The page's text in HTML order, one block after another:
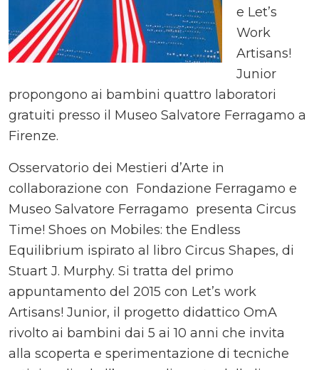
e Let’s
Work
Artisans!
Junior
propongono ai bambini quattro laboratori
gratuiti presso il Museo Salvatore Ferragamo a
Firenze.
Osservatorio dei Mestieri d’Arte in
collaborazione con Fondazione Ferragamo e
Museo Salvatore Ferragamo presenta Circus
Time! Shoes on Mobiles: the Endless
Equilibrium ispirato al libro Circus Shapes, di
Stuart J. Murphy. Si tratta del primo
appuntamento del 2015 con Let’s work
Artisans! Junior, il progetto didattico OmA
rivolto ai bambini dai 5 ai 10 anni che invita
alla scoperta e sperimentazione di tecniche